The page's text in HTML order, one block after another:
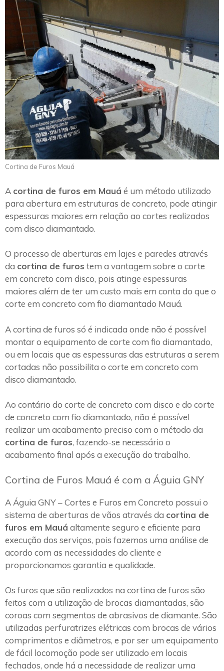
Cortina de Furos Mauá
A cortina de furos em Mauá é um método utilizado
para abertura em estruturas de concreto, pode atingir
espessuras maiores em relação ao cortes realizados
com disco diamantado.
O processo de aberturas em lajes e paredes através
da cortina de furos tem a vantagem sobre o corte
em concreto com disco, pois atinge espessuras
maiores além de ter um custo mais em conta do que o
corte em concreto com fio diamantado Mauá.
A cortina de furos só é indicada onde não é possível
montar o equipamento de corte com fio diamantado,
ou em locais que as espessuras das estruturas a serem
cortadas não possibilita o corte em concreto com
disco diamantado.
Ao contário do corte de concreto com disco e do corte
de concreto com fio diamantado, não é possível
realizar um acabamento preciso com o método da
cortina de furos, fazendo-se necessário o
acabamento final após a execução do trabalho.
Cortina de Furos Mauá é com a Águia GNY
A Águia GNY – Cortes e Furos em Concreto possui o
sistema de aberturas de vãos através da cortina de
furos em Mauá altamente seguro e eficiente para
execução dos serviços, pois fazemos uma análise de
acordo com as necessidades do cliente e
proporcionamos garantia e qualidade.
Os furos que são realizados na cortina de furos são
feitos com a utilização de brocas diamantadas, são
coroas com segmentos de abrasivos de diamante. São
utilizadas perfuratrizes elétricas com brocas de vários
comprimentos e diâmetros, e por ser um equipamento
de fácil locomoção pode ser utilizado em locais
fechados, onde há a necessidade de realizar uma